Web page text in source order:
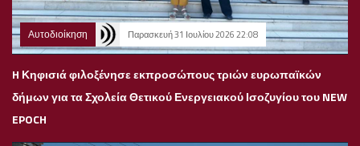
Αυτοδιοίκηση Παρασκευή 31 Ιουλίου 2026 22:08
H Κηφισιά φιλοξένησε εκπροσώπους τριών ευρωπαϊκών
δήμων για τα Σχολεία Θετικού Ενεργειακού Ισοζυγίου του NEW
EPOCH